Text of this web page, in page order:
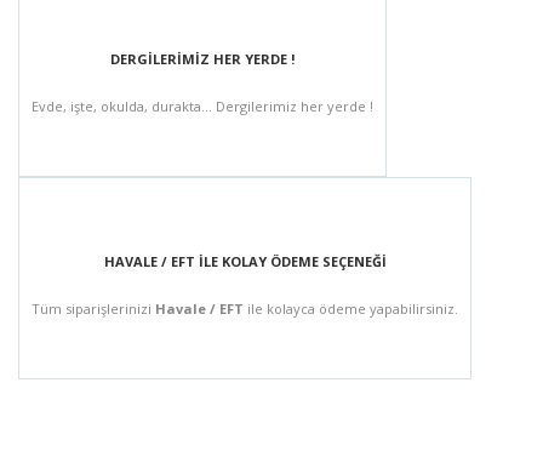
DERGİLERİMİZ HER YERDE !
Evde, işte, okulda, durakta... Dergilerimiz her yerde !
HAVALE / EFT İLE KOLAY ÖDEME SEÇENEĞİ
Tüm siparişlerinizi Havale / EFT ile kolayca ödeme yapabilirsiniz.